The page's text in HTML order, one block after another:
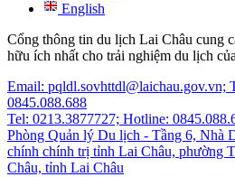
English
Cổng thông tin du lịch Lai Châu cung
hữu ích nhất cho trải nghiệm du lịch
Email: pqldl.sovhttdl@laichau.gov.vn;
0845.088.688
Tel: 0213.3877727; Hotline:
Phòng Quản lý Du lịch - Tầng 6, Nhà
chính chính trị tỉnh Lai Châu, phường
Châu, tỉnh Lai Châu